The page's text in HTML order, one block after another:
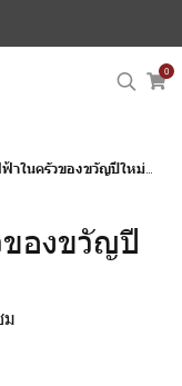
0
รัวของขวัญปีใหม่ใครได้รับก็แฮปปี้…
ของขวัญปี
ม